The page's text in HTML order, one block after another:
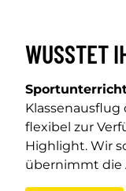
WUSSTET
flexibel zur
Highlight. Wir
übernimmt die